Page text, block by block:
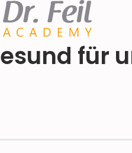
für